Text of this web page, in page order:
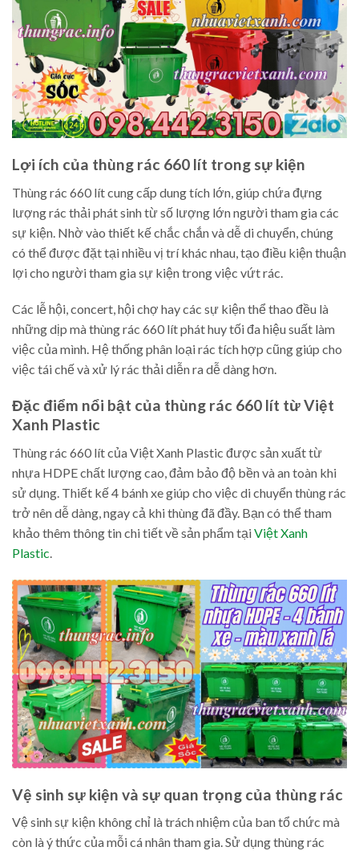
Lợi ích của thùng rác 660 lít trong sự kiện
Thùng rác 660 lít cung cấp dung tích lớn, giúp chứa đựng
lượng rác thải phát sinh từ số lượng lớn người tham gia các
sự kiện. Nhờ vào thiết kế chắc chắn và dễ di chuyển, chúng
có thể được đặt tại nhiều vị trí khác nhau, tạo điều kiện thuận
lợi cho người tham gia sự kiện trong việc vứt rác.
Các lễ hội, concert, hội chợ hay các sự kiện thể thao đều là
những dịp mà thùng rác 660 lít phát huy tối đa hiệu suất làm
việc của mình. Hệ thống phân loại rác tích hợp cũng giúp cho
việc tái chế và xử lý rác thải diễn ra dễ dàng hơn.
Đặc điểm nổi bật của thùng rác 660 lít từ Việt
Xanh Plastic
Thùng rác 660 lít của Việt Xanh Plastic được sản xuất từ
nhựa HDPE chất lượng cao, đảm bảo độ bền và an toàn khi
sử dụng. Thiết kế 4 bánh xe giúp cho việc di chuyển thùng rác
trở nên dễ dàng, ngay cả khi thùng đã đầy. Bạn có thể tham
khảo thêm thông tin chi tiết về sản phẩm tạiViệt Xanh
Plastic.
Vệ sinh sự kiện và sự quan trọng của thùng rác
Vệ sinh sự kiện không chỉ là trách nhiệm của ban tổ chức mà
còn là ý thức của mỗi cá nhân tham gia. Sử dụng thùng rác